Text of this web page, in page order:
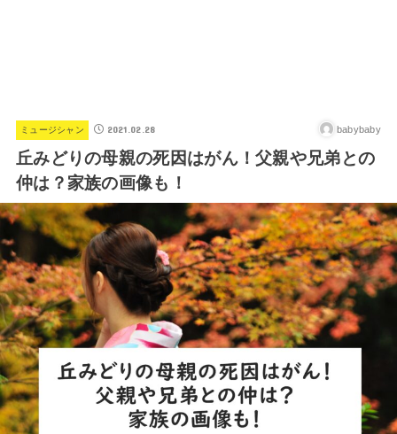
ミュージシャン 2021.02.28 babybaby
丘みどりの母親の死因はがん！父親や兄弟との
仲は？家族の画像も！